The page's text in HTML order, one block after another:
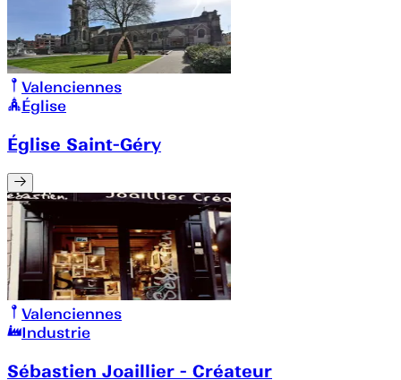
Valenciennes
Église
Église Saint-Géry
Valenciennes
Industrie
Sébastien Joaillier - Créateur